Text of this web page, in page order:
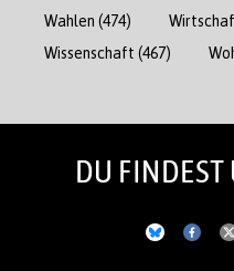
Wahlen (474)
Wissenschaft (467)
DU FINDEST